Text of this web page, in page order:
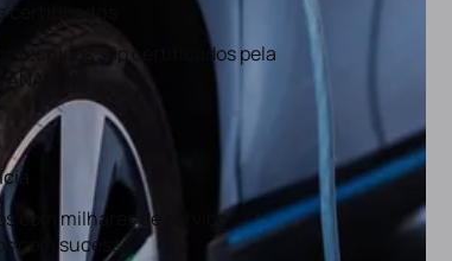
certificados
técnicos são certificados pela
ANACOM
com milhares de serviços
com sucesso.